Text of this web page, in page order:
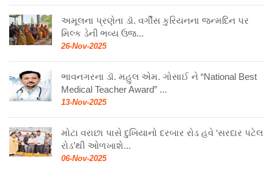
અમૂલના પ્રણેતા ડૉ. વર્ગીસ કુરિયનના જન્મદિન પર
મિલ્ક ડેની ભવ્ય ઉજ...
26-Nov-2025
ભાવનગરના ડૉ. મહુલ એમ. ગોસાઈ ને “National Best
Medical Teacher Award” ...
13-Nov-2025
મોટા વરાછા પાસે દુખિયાનો દરબાર રોડ હવે ‘સરદાર પટેલ
રોડ’થી ઓળખાશે...
06-Nov-2025